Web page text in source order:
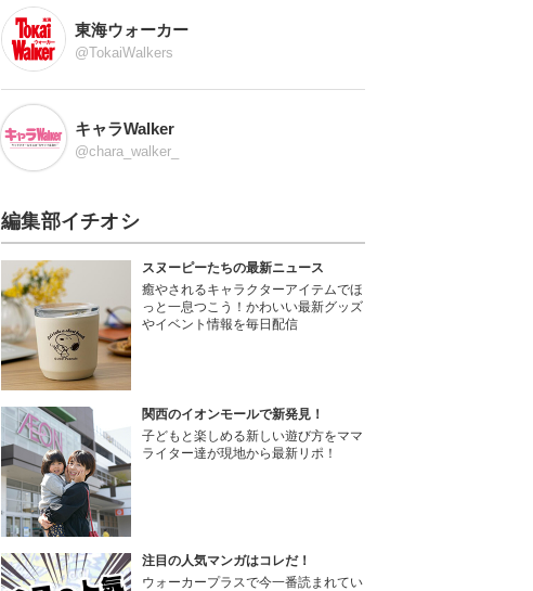
東海ウォーカー
@TokaiWalkers
キャラWalker
@chara_walker_
編集部イチオシ
スヌーピーたちの最新ニュース
癒やされるキャラクターアイテムでほ
っと一息つこう！かわいい最新グッズ
やイベント情報を毎日配信
関西のイオンモールで新発見！
子どもと楽しめる新しい遊び方をママ
ライター達が現地から最新リポ！
注目の人気マンガはコレだ！
ウォーカープラスで今一番読まれてい